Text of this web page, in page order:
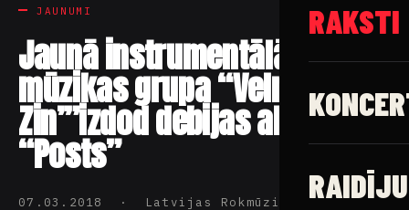
RAKSTI
JAUNUMI
Jaunā instrumentālās
mūzikas grupa “Velns Viņu
Zin’”izdod debijas albumu
“Posts”
07.03.2018 · Latvijas Rokmūzikas